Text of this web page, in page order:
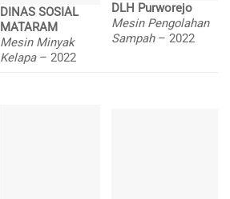
DINAS SOSIAL
MATARAM
Mesin Minyak
Kelapa – 2022
DLH Purworejo
Mesin Pengolahan
Sampah – 2022